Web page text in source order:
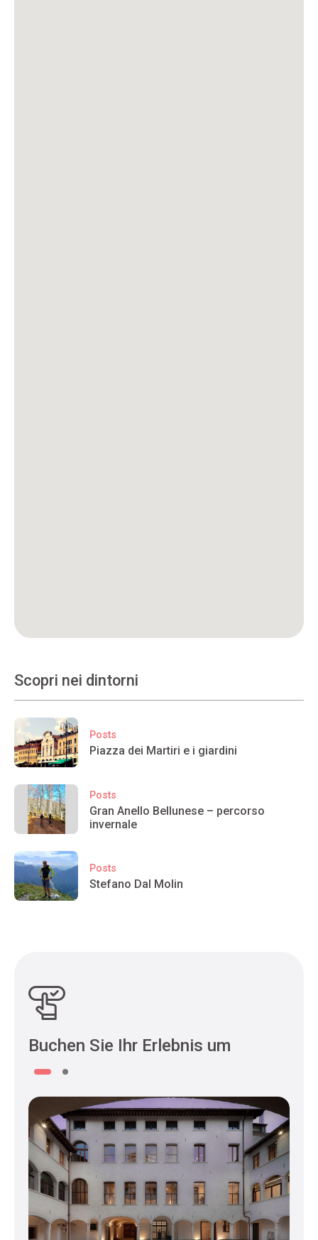
Scopri nei dintorni
Posts
Piazza dei Martiri e i giardini
Posts
Gran Anello Bellunese – percorso
invernale
Posts
Stefano Dal Molin
Buchen Sie Ihr Erlebnis um